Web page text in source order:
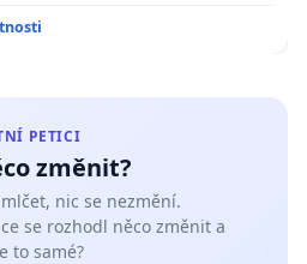
PETICI
změnit?
nic se nezmění.
se rozhodl něco změnit a
to samé?